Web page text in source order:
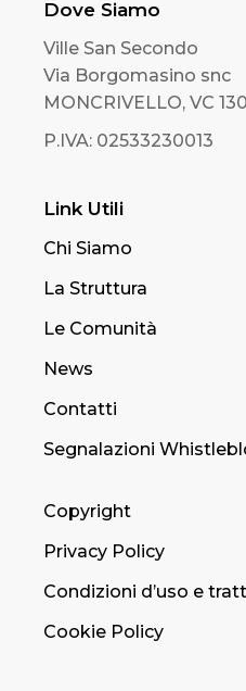
Dove Siamo
Ville San Secondo
Via Borgomasino snc
MONCRIVELLO, VC
P.IVA: 02533230013
Link Utili
Chi Siamo
La Struttura
Le Comunità
News
Contatti
Segnalazioni
Copyright
Privacy Policy
Condizioni d’uso e
Cookie Policy